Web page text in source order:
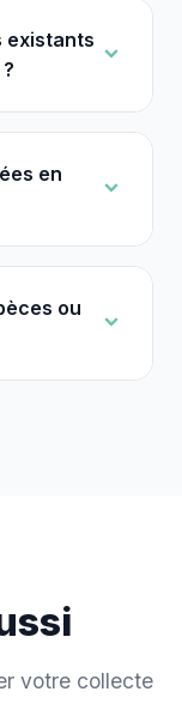
existants
en
ou
votre collecte